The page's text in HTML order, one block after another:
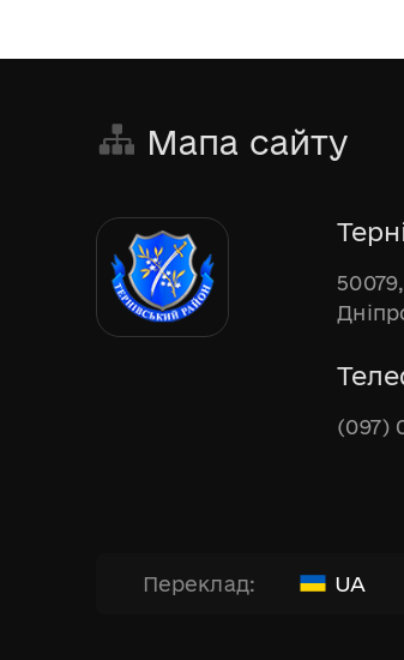
Мапа сайту
(097)
Переклад: UA